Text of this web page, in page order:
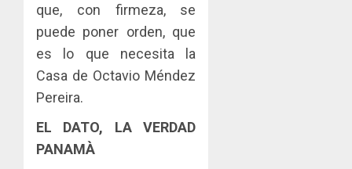
que, con firmeza, se
puede poner orden, que
es lo que necesita la
Casa de Octavio Méndez
Pereira.
EL DATO, LA VERDAD
PANAMÀ